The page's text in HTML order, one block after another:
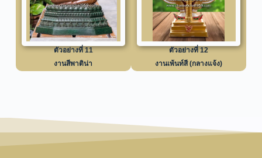
ตัวอย่างที่ 11
งานสีพาติน่า
ตัวอย่างที่ 12
งานเพ้นท์สี (กลางแจ้ง)